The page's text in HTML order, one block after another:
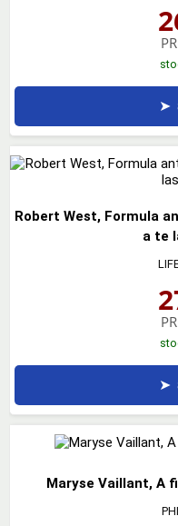
➤
Robert West, Formula
a te
➤
Maryse Vaillant, A